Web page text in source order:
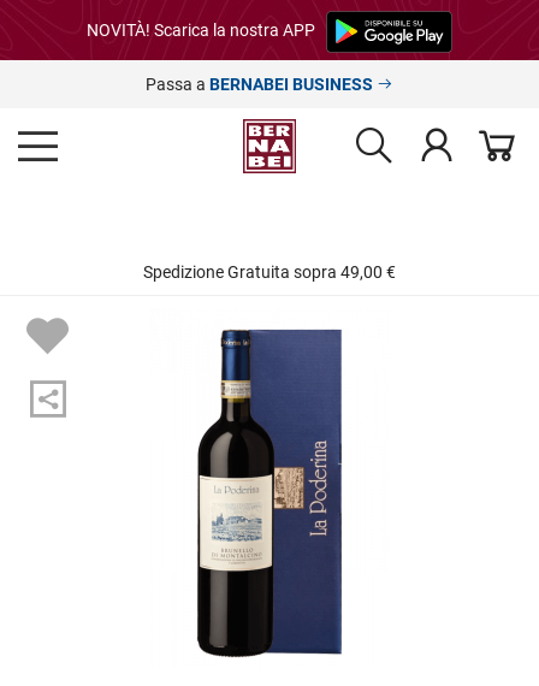
NOVITÀ! Scarica la nostra APP
Passa a BERNABEI BUSINESS
Spedizione Gratuita sopra 49,00 €